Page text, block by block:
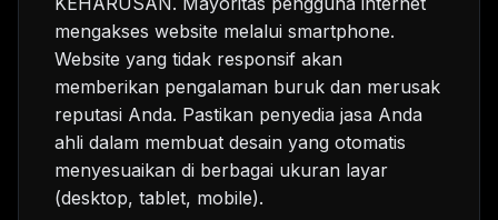
mengakses website melalui smartphone.
Website yang tidak responsif akan
memberikan pengalaman buruk dan merusak
reputasi Anda. Pastikan penyedia jasa Anda
ahli dalam membuat desain yang otomatis
menyesuaikan di berbagai ukuran layar
(desktop, tablet, mobile).